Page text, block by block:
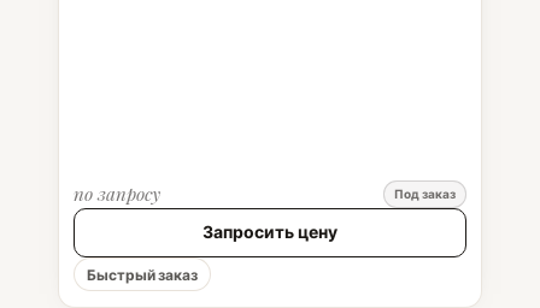
по запросу Под заказ
Запросить цену
Быстрый заказ